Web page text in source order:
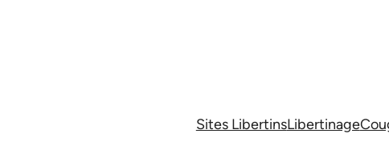
Sites LibertinsLibertinage